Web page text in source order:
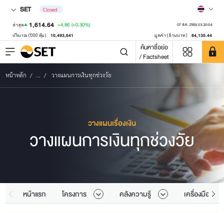
SET Closed
ล่าสุด 1,614.64 +4.86 (+0.30%) 07 ส.ค. 2569 03:20:04
ปริมาณ ('000 หุ้น) 10,493,641 มูลค่า (ล้านบาท) 84,135.44
ค้นหาชื่อย่อ
/ Factsheet
หน้าหลัก ... วางแผนการเงินทุกช่วงวัย
วางแผนเรื่องเงิน
วางแผนการเงินทุกช่วงวัย
หน้าแรก โครงการ คลังความรู้ เครื่องมือ